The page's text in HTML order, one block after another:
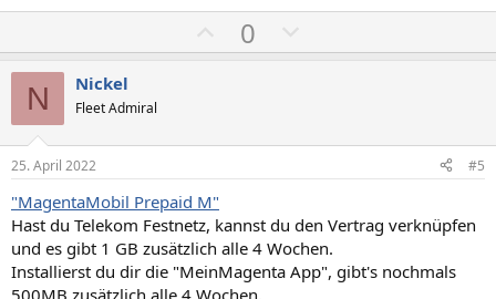
i
e
i
e
o
t
v
e
S
t
0
e
t
v
e
S
t
N Nickel
Fleet Admiral
25. April 2022 #5
"MagentaMobil Prepaid M"
Hast du Telekom Festnetz, kannst du den Vertrag verknüpfen
und es gibt 1 GB zusätzlich alle 4 Wochen.
Installierst du dir die "MeinMagenta App", gibt's nochmals
500MB zusätzlich alle 4 Wochen.